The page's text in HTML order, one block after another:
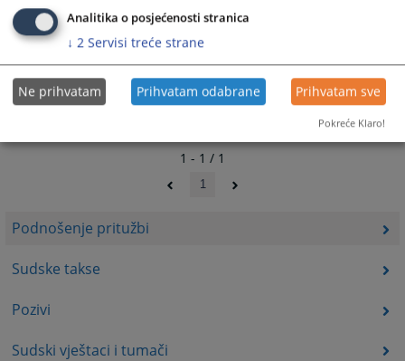
Podnošenje pritužbi
Sudske takse
Pozivi
Sudski vještaci i tumači
1 - 1 / 1
1
Analitika o posjećenosti stranica
↓ 2 Servisi treće strane
Ne prihvatam Prihvatam odabrane Prihvatam sve
Pokreće Klaro!